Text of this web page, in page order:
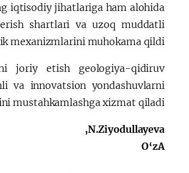
iqtisodiy jihatlariga ham alohida
shartlari va uzoq muddatli
mexanizmlarini muhokama qildi.
joriy etish geologiya-qidiruv
va innovatsion yondashuvlarni
mustahkamlashga xizmat qiladi.
N.Ziyodullayeva,
O‘zA